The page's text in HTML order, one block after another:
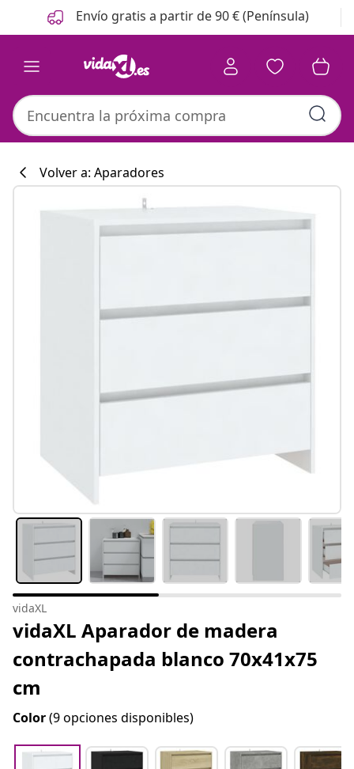
Anterior
Siguiente Envío gratis a partir de 90 € (Península)
#sharemevidaxl
Colección de
Volver a: Aparadores
vidaXL
vidaXL Aparador de madera
contrachapada blanco 70x41x75
cm
Color(9 opciones disponibles)